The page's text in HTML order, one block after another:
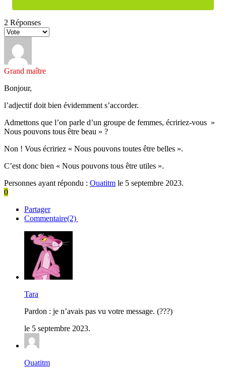
2 Réponses
Grand maître
Bonjour,
l’adjectif doit bien évidemment s’accorder.
Admettons que l’on parle d’un groupe de femmes, écririez-vous »
Nous pouvons tous être beau » ?
Non ! Vous écririez « Nous pouvons toutes être belles ».
C’est donc bien « Nous pouvons tous être utiles ».
Personnes ayant répondu : Ouatitm le 5 septembre 2023.
0
Partager
Commentaire(2)
Tara
Pardon : je n’avais pas vu votre message. (???)
le 5 septembre 2023.
Ouatitm